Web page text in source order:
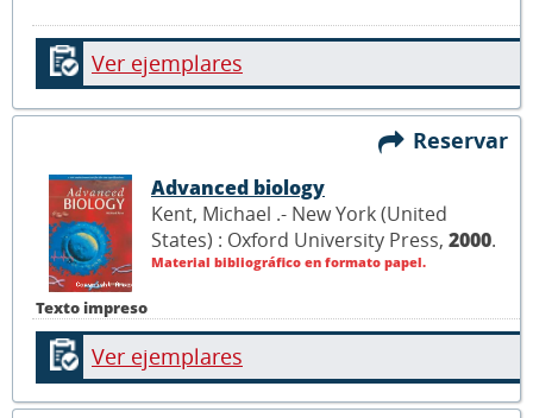
Ver ejemplares
Reservar
Texto impreso
Advanced biology
Kent, Michael .- New York (United
States) : Oxford University Press, 2000.
Material bibliográfico en formato papel.
Ver ejemplares